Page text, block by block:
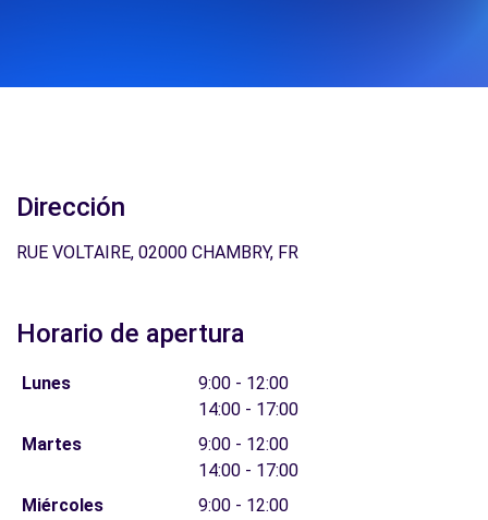
Dirección
RUE VOLTAIRE, 02000 CHAMBRY, FR
Horario de apertura
Lunes
9:00 - 12:00
14:00 - 17:00
Martes
9:00 - 12:00
14:00 - 17:00
Miércoles
9:00 - 12:00